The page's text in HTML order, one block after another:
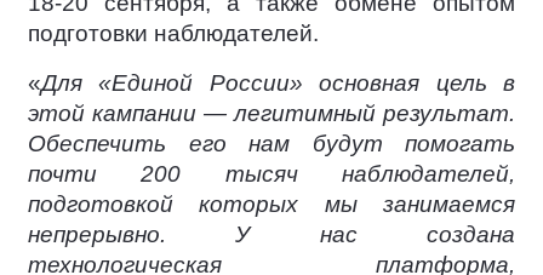
подготовки наблюдателей.
«Для «Единой России» основная цель в
этой кампании — легитимный результат.
Обеспечить его нам будут помогать
почти 200 тысяч наблюдателей,
подготовкой которых мы занимаемся
непрерывно. У нас создана
технологическая платформа,